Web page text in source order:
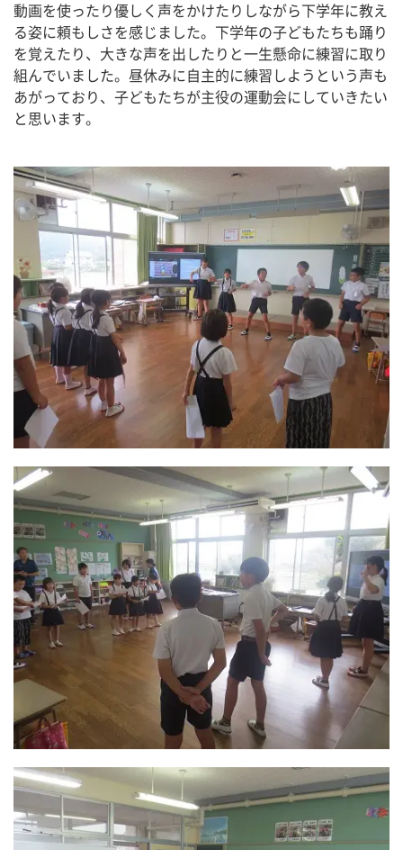
動画を使ったり優しく声をかけたりしながら下学年に教え
る姿に頼もしさを感じました。下学年の子どもたちも踊り
を覚えたり、大きな声を出したりと一生懸命に練習に取り
組んでいました。昼休みに自主的に練習しようという声も
あがっており、子どもたちが主役の運動会にしていきたい
と思います。